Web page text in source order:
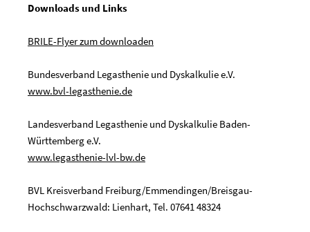
Downloads und Links
BRILE-Flyer zum downloaden
Bundesverband Legasthenie und Dyskalkulie e.V.
www.bvl-legasthenie.de
Landesverband Legasthenie und Dyskalkulie Baden-
Württemberg e.V.
www.legasthenie-lvl-bw.de
BVL Kreisverband Freiburg/Emmendingen/Breisgau-
Hochschwarzwald: Lienhart, Tel. 07641 48324